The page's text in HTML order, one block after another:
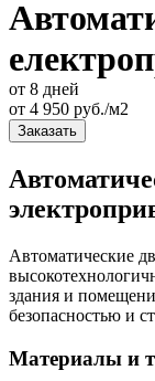
от 8 дней
от 4 950 руб./м2
Заказать
Автоматические
здания и
безопасностью и
Материалы и